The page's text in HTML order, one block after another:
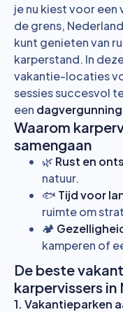
je nu kiest voor
de grens,
kunt genieten van
karperstand. In
vakantie-locaties
sessies succesvol
een dagvergunning
Waarom
samengaan
🌿 Rust en
natuur.
🐟 Tijd voor
ruimte om
🏕
kamperen of
De beste
karpervissers in
1. Vakantieparken